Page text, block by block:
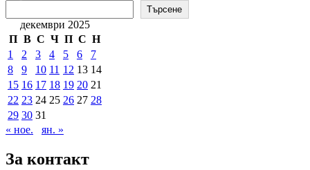
Търсене
декември 2025
П В С Ч П С Н
1
2 3 4 5 6
7
8
9 10 11 12 13 14
15 16 17 18 19 20 21
22 23 24 25 26 27 28
29 30 31
« ное.
ян. »
За контакт